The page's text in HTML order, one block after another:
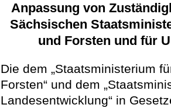
Anpassung von
Sächsischen
und Forsten und für
Die dem „Staatsministerium
Forsten“ und dem
Landesentwicklung“ in